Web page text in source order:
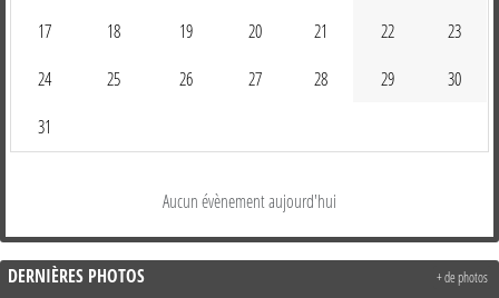
17 18 19 20 21 22 23
24 25 26 27 28 29 30
31
Aucun évènement aujourd'hui
DERNIÈRES PHOTOS + de photos